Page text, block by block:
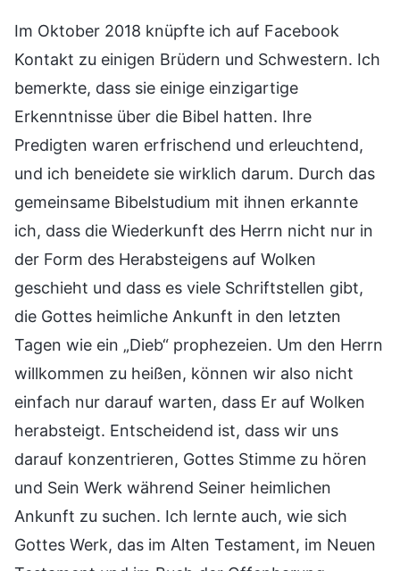
Im Oktober 2018 knüpfte ich auf Facebook
Kontakt zu einigen Brüdern und Schwestern. Ich
bemerkte, dass sie einige einzigartige
Erkenntnisse über die Bibel hatten. Ihre
Predigten waren erfrischend und erleuchtend,
und ich beneidete sie wirklich darum. Durch das
gemeinsame Bibelstudium mit ihnen erkannte
ich, dass die Wiederkunft des Herrn nicht nur in
der Form des Herabsteigens auf Wolken
geschieht und dass es viele Schriftstellen gibt,
die Gottes heimliche Ankunft in den letzten
Tagen wie ein „Dieb“ prophezeien. Um den Herrn
willkommen zu heißen, können wir also nicht
einfach nur darauf warten, dass Er auf Wolken
herabsteigt. Entscheidend ist, dass wir uns
darauf konzentrieren, Gottes Stimme zu hören
und Sein Werk während Seiner heimlichen
Ankunft zu suchen. Ich lernte auch, wie sich
Gottes Werk, das im Alten Testament, im Neuen